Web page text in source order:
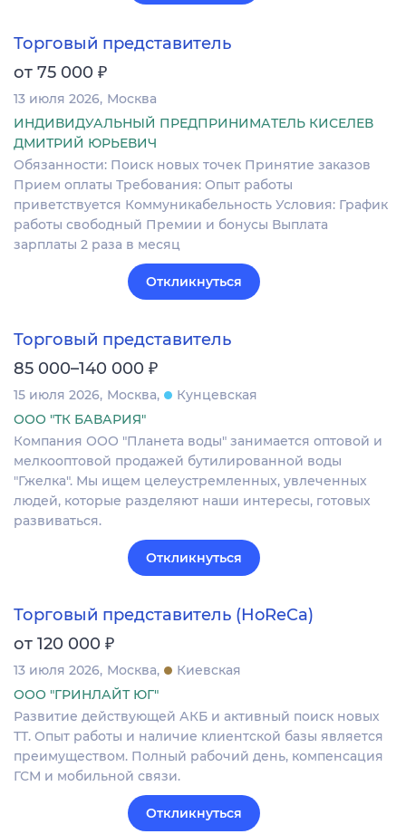
Торговый представитель
от 75 000 ₽
13 июля 2026 Москва
ИНДИВИДУАЛЬНЫЙ ПРЕДПРИНИМАТЕЛЬ КИСЕЛЕВ
ДМИТРИЙ ЮРЬЕВИЧ
Обязанности: Поиск новых точек Принятие заказов
Прием оплаты Требования: Опыт работы
приветствуется Коммуникабельность Условия: График
работы свободный Премии и бонусы Выплата
зарплаты 2 раза в месяц
Откликнуться
Торговый представитель
85 000–140 000 ₽
15 июля 2026 Москва
Кунцевская
ООО "ТК БАВАРИЯ"
Компания ООО "Планета воды" занимается оптовой и
мелкооптовой продажей бутилированной воды
"Гжелка". Мы ищем целеустремленных, увлеченных
людей, которые разделяют наши интересы, готовых
развиваться.
Откликнуться
Торговый представитель (HoReCa)
от 120 000 ₽
13 июля 2026 Москва
Киевская
ООО "ГРИНЛАЙТ ЮГ"
Развитие действующей АКБ и активный поиск новых
ТТ. Опыт работы и наличие клиентской базы является
преимуществом. Полный рабочий день, компенсация
ГСМ и мобильной связи.
Откликнуться